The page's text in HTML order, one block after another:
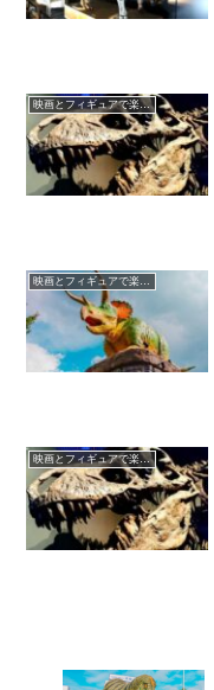
映画とフィギュアで楽しむ
映画とフィギュアで楽しむ
映画とフィギュアで楽しむ